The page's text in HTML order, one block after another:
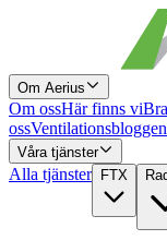
Om Aerius
Om ossHär finns vi
ossVentilationsbloggen
Våra tjänster
Alla tjänster FTX